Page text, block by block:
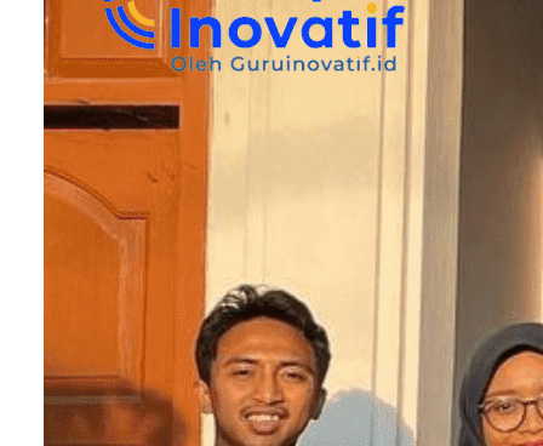
Kuliah Kerja Nyata (KKN) merupakan salah satu
mata program yang harus diikuti oleh mahasiswa
untuk mengabdi di lingkungan masyarakat.
program ini, mahasiswa dapat
mengimplementasikan keilmuan dan teori yang
diperoleh di bangku perkuliahan sesuai dengan
permasalahan yang dialami oleh masyarakat
setempat.
Yudisium